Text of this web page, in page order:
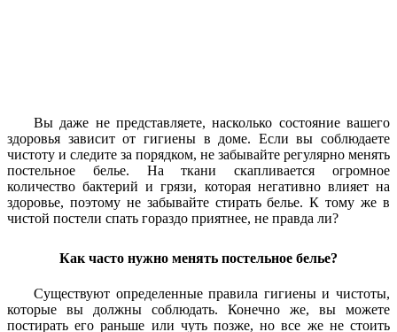
Вы даже не представляете, насколько состояние вашего
здоровья зависит от гигиены в доме. Если вы соблюдаете
чистоту и следите за порядком, не забывайте регулярно менять
постельное белье. На ткани скапливается огромное
количество бактерий и грязи, которая негативно влияет на
здоровье, поэтому не забывайте стирать белье. К тому же в
чистой постели спать гораздо приятнее, не правда ли?
Как часто нужно менять постельное белье?
Существуют определенные правила гигиены и чистоты,
которые вы должны соблюдать. Конечно же, вы можете
постирать его раньше или чуть позже, но все же не стоить